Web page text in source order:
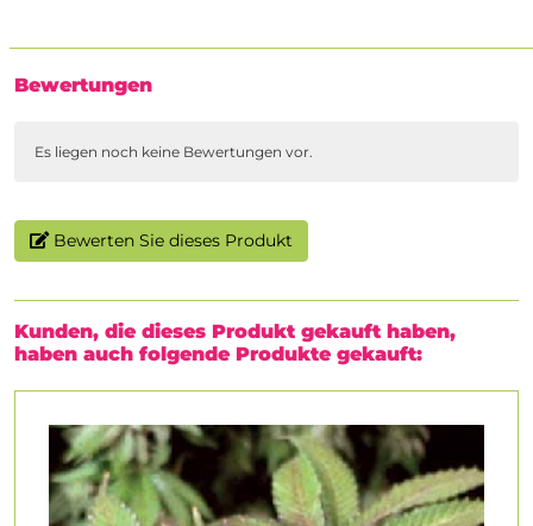
Bewertungen
Es liegen noch keine Bewertungen vor.
Bewerten Sie dieses Produkt
Kunden, die dieses Produkt gekauft haben,
haben auch folgende Produkte gekauft: